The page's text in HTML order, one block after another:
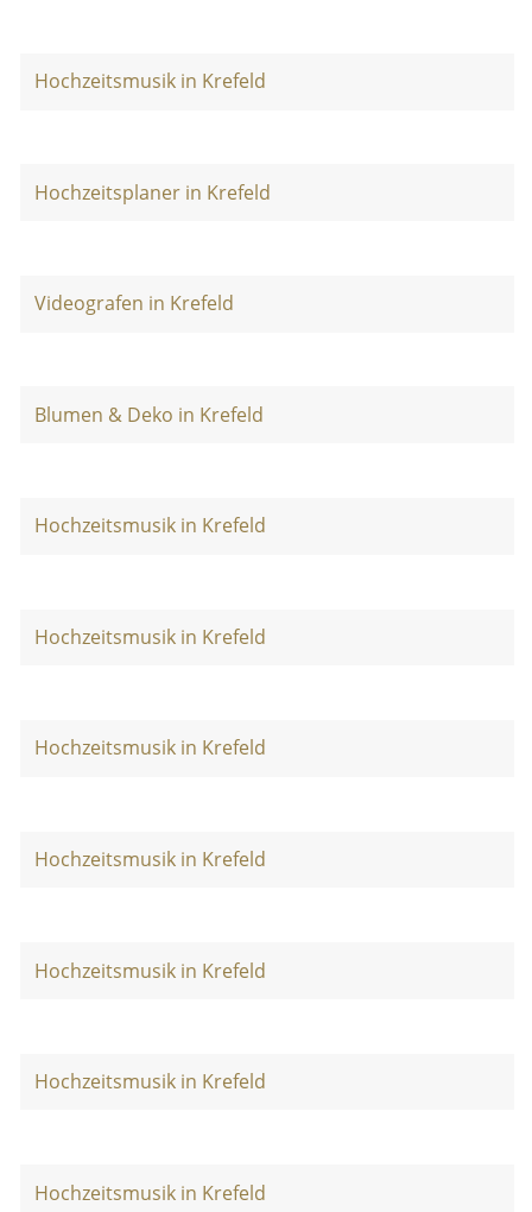
Hochzeitsmusik in Krefeld
Hochzeitsplaner in Krefeld
Videografen in Krefeld
Blumen & Deko in Krefeld
Hochzeitsmusik in Krefeld
Hochzeitsmusik in Krefeld
Hochzeitsmusik in Krefeld
Hochzeitsmusik in Krefeld
Hochzeitsmusik in Krefeld
Hochzeitsmusik in Krefeld
Hochzeitsmusik in Krefeld